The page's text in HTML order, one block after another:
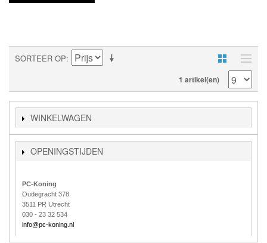
SORTEER OP
1 artikel(en)
WINKELWAGEN
OPENINGSTIJDEN
PC-Koning
Oudegracht 378
3511 PR Utrecht
030 - 23 32 534
info@pc-koning.nl